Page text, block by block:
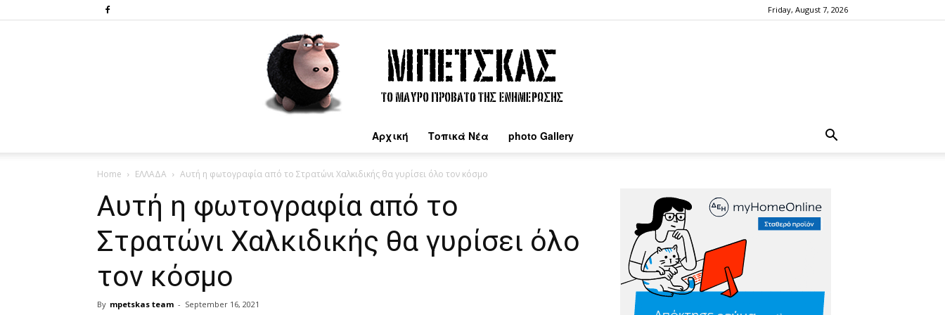
Friday, August 7, 2026
Αρχική Τοπικά Νέα photo Gallery
Home ΕΛΛΑΔΑ Αυτή η φωτογραφία από το Στρατώνι Χαλκιδικής θα γυρίσει όλο τον κόσμο
Αυτή η φωτογραφία από το
Στρατώνι Χαλκιδικής θα γυρίσει όλο
τον κόσμο
By mpetskas team - September 16, 2021